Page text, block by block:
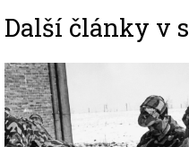
Další články v
Image